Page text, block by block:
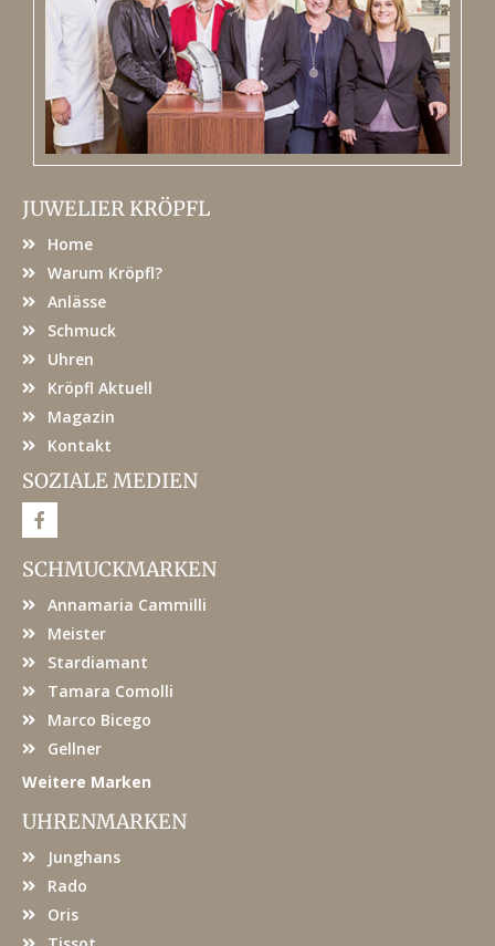
JUWELIER KRÖPFL
Home
Warum Kröpfl?
Anlässe
Schmuck
Uhren
Kröpfl Aktuell
Magazin
Kontakt
SOZIALE MEDIEN
F
a
e
b
o
SCHMUCKMARKEN
Annamaria Cammilli
Meister
Stardiamant
Tamara Comolli
Marco Bicego
Gellner
Weitere Marken
UHRENMARKEN
Junghans
Rado
Oris